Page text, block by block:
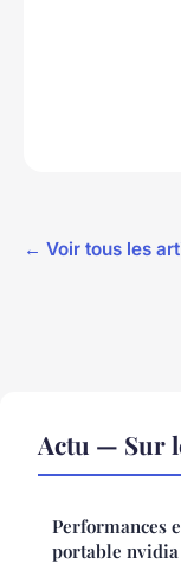
← Voir tous les
Actu — Sur
Performances
portable